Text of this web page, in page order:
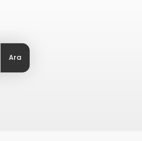
Ara